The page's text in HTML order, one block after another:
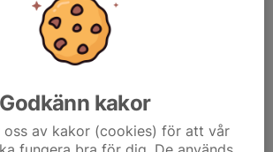
Godkänn kakor
oss av kakor (cookies) för att vår